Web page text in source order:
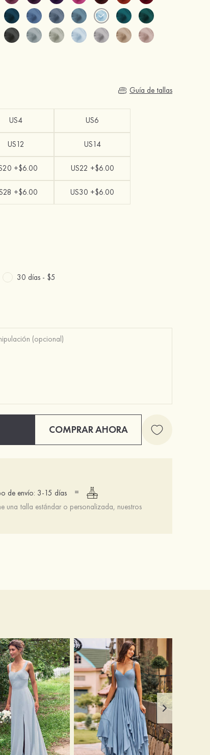
Guía de tallas
US4 US6
US12 US14
+$6.00 US22 +$6.00
+$6.00 US30 +$6.00
30 días - $5
COMPRAR AHORA
de envío: 3-15 días
=
una talla estándar o personalizada, nuestros